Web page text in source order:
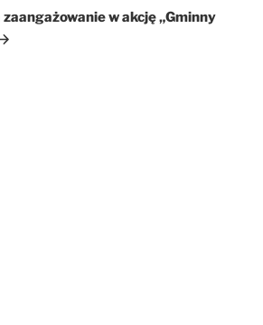
w akcję „Gminny